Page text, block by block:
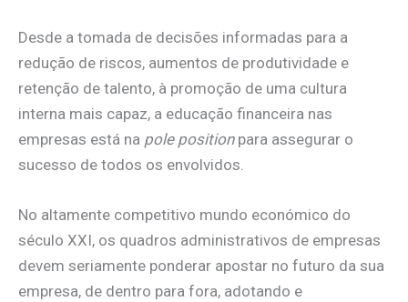
Desde a tomada de decisões informadas para a
redução de riscos, aumentos de produtividade e
retenção de talento, à promoção de uma cultura
interna mais capaz, a educação financeira nas
empresas está na pole position para assegurar o
sucesso de todos os envolvidos.
No altamente competitivo mundo económico do
século XXI, os quadros administrativos de empresas
devem seriamente ponderar apostar no futuro da sua
empresa, de dentro para fora, adotando e